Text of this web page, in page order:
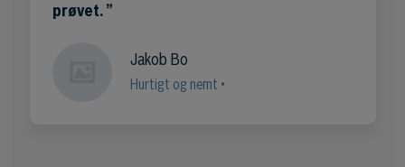
prøvet.
Jakob Bo
Hurtigt og nemt •